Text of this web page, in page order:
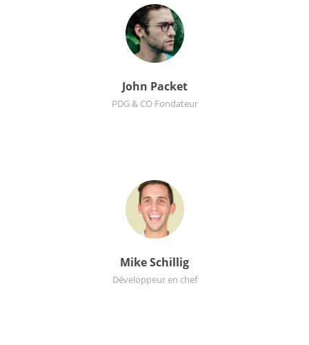
John Packet
PDG & CO Fondateur
Mike Schillig
Développeur en chef